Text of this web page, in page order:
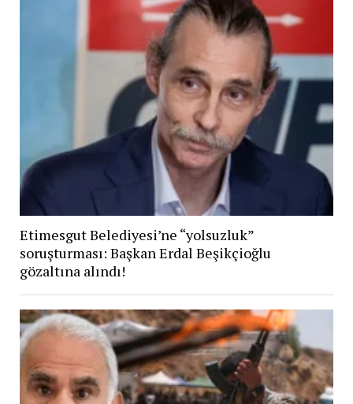
Etimesgut Belediyesi’ne “yolsuzluk”
soruşturması: Başkan Erdal Beşikçioğlu
gözaltına alındı!